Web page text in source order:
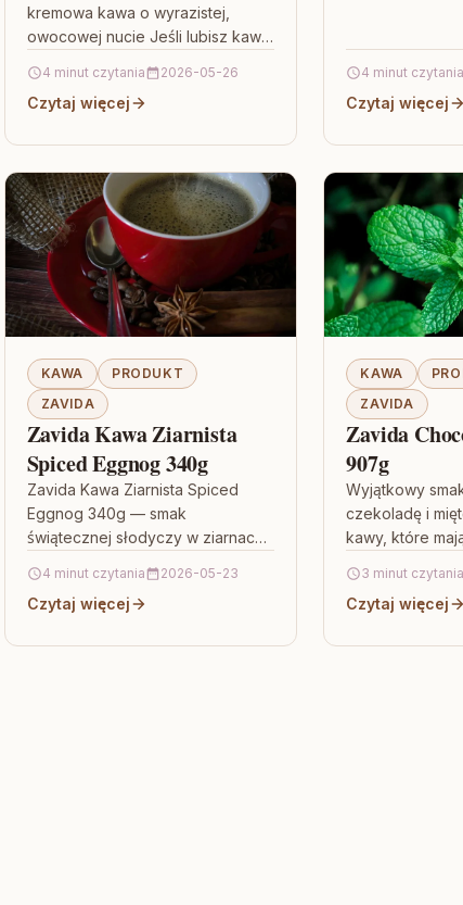
kremowa kawa o wyrazistej,
owocowej nucie Jeśli lubisz kawy,
aromacie ziaren, tylko prowadzą…
4 minut czytania 2026-05-26
Czytaj więcej
4 minut czytania
Czytaj więcej
KAWA
PRODUKT
ZAVIDA
Zavida Kawa Ziarnista
Spiced Eggnog 340g
Zavida Kawa Ziarnista Spiced
Eggnog 340g — smak
świątecznej słodyczy w ziarnach
kończą się na samej goryczce,
tylko kuszą…
4 minut czytania 2026-05-23
Czytaj więcej
KAWA
ZAVIDA
Zavida
907g
Wyjątkowy
czekoladę i
kawy, które
Chocolate Mint
strzałem w
3 minut czytania
Czytaj więcej